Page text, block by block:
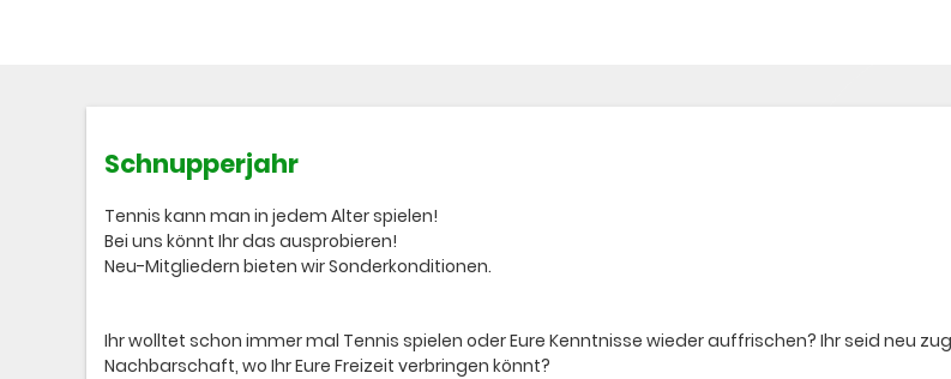
Schnupperjahr
Tennis kann man in jedem Alter spielen!
Bei uns könnt Ihr das ausprobieren!
Neu-Mitgliedern bieten wir Sonderkonditionen.
Ihr wolltet schon immer mal Tennis spielen oder Eure Kenntnisse wieder auffrischen? Ihr seid neu
Nachbarschaft, wo Ihr Eure Freizeit verbringen könnt?